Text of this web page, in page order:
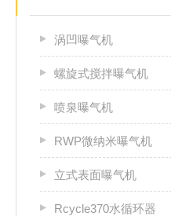
涡凹曝气机
螺旋式搅拌曝气机
喷泉曝气机
RWP微纳米曝气机
立式表面曝气机
Rcycle370水循环器